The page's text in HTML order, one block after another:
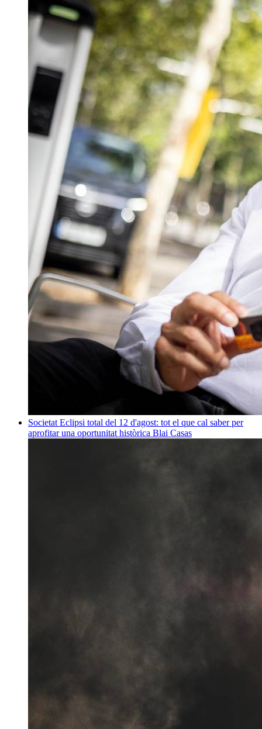
Societat Eclipsi total del 12 d'agost: tot el que cal saber per
aprofitar una oportunitat històrica Blai Casas